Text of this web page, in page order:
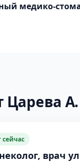
медико-
Царева
сейчас
врач